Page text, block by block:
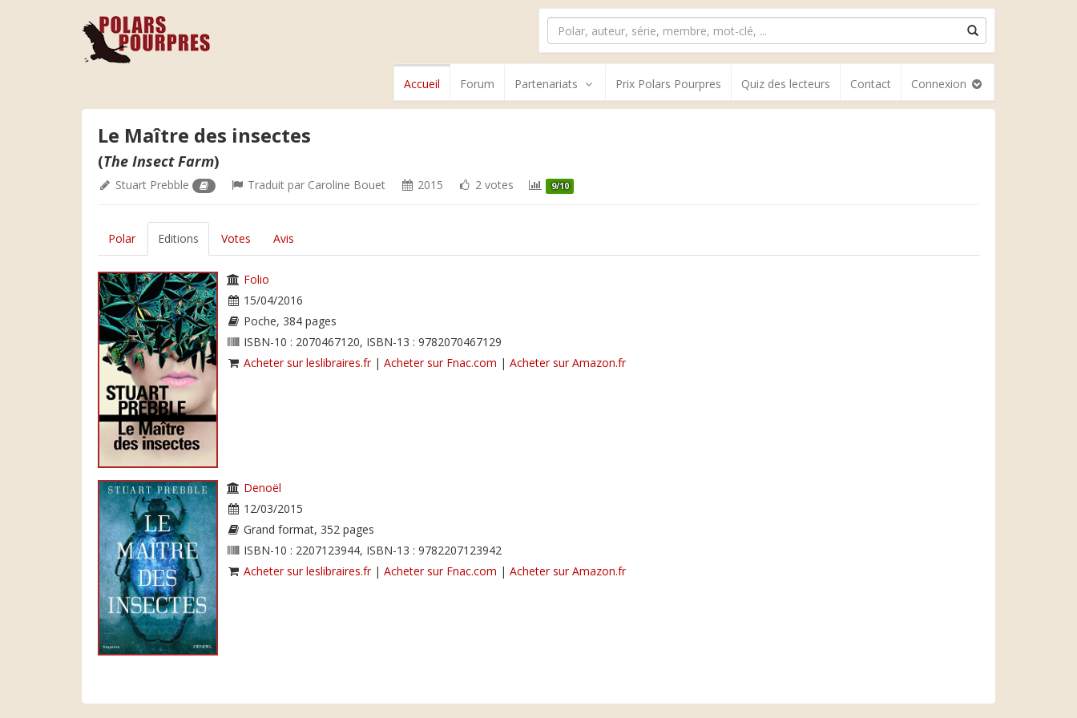
Accueil Forum Partenariats Prix Polars Pourpres Quiz des lecteurs Contact Connexion
Le Maître des insectes
(The Insect Farm)
Stuart Prebble Traduit par Caroline Bouet 2015 2 votes 9/10
Polar Editions Votes Avis
Folio
15/04/2016
Poche, 384 pages
ISBN-10 : 2070467120, ISBN-13 : 9782070467129
Acheter sur leslibraires.fr| Acheter sur Fnac.com | Acheter sur Amazon.fr
Denoël
12/03/2015
Grand format, 352 pages
ISBN-10 : 2207123944, ISBN-13 : 9782207123942
Acheter sur leslibraires.fr| Acheter sur Fnac.com | Acheter sur Amazon.fr